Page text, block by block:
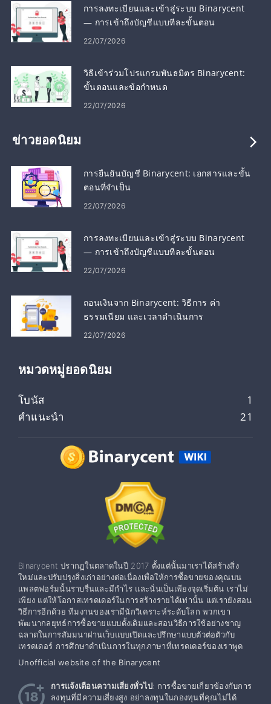
การลงทะเบียนและเข้าสู่ระบบ Binarycent
— การเข้าถึงบัญชีแบบทีละขั้นตอน
22/07/2026
วิธีเข้าร่วมโปรแกรมพันธมิตร Binarycent:
ขั้นตอนและข้อกำหนด
22/07/2026
ข่าวยอดนิยม
การยืนยันบัญชี Binarycent: เอกสารและขั้น
ตอนที่จำเป็น
22/07/2026
การลงทะเบียนและเข้าสู่ระบบ Binarycent
— การเข้าถึงบัญชีแบบทีละขั้นตอน
22/07/2026
ถอนเงินจาก Binarycent: วิธีการ ค่า
ธรรมเนียม และเวลาดำเนินการ
22/07/2026
หมวดหมู่ยอดนิยม
โบนัส
1
คำแนะนำ
21
Binarycent ปรากฏในตลาดในปี 2017 ตั้งแต่นั้นมาเราได้สร้างสิ่ง
ใหม่และปรับปรุงสิ่งเก่าอย่างต่อเนื่องเพื่อให้การซื้อขายของคุณบน
แพลตฟอร์มนั้นราบรื่นและมีกำไร และนั่นเป็นเพียงจุดเริ่มต้น เราไม่
เพียง แต่ให้โอกาสเทรดเดอร์ในการสร้างรายได้เท่านั้น แต่เรายังสอน
วิธีการอีกด้วย ทีมงานของเรามีนักวิเคราะห์ระดับโลก พวกเขา
พัฒนากลยุทธ์การซื้อขายแบบดั้งเดิมและสอนวิธีการใช้อย่างชาญ
ฉลาดในการสัมมนาผ่านเว็บแบบเปิดและปรึกษาแบบตัวต่อตัวกับ
เทรดเดอร์ การศึกษาดำเนินการในทุกภาษาที่เทรดเดอร์ของเราพูด
Unofficial website of the Binarycent
การแจ้งเตือนความเสี่ยงทั่วไป: การซื้อขายเกี่ยวข้องกับการ
ลงทุนที่มีความเสี่ยงสูง อย่าลงทุนในกองทุนที่คุณไม่ได้